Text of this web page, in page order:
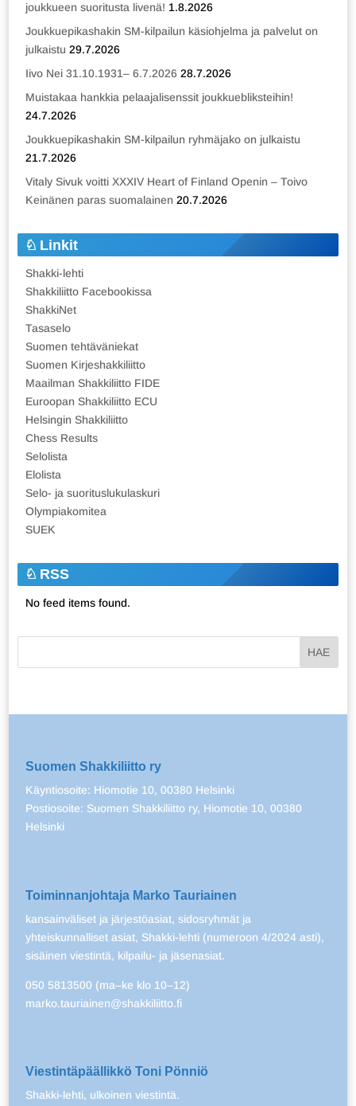
joukkueen suoritusta livenä! 1.8.2026
Joukkuepikashakin SM-kilpailun käsiohjelma ja palvelut on
julkaistu 29.7.2026
Iivo Nei 31.10.1931– 6.7.2026 28.7.2026
Muistakaa hankkia pelaajalisenssit joukkuebliksteihin!
24.7.2026
Joukkuepikashakin SM-kilpailun ryhmäjako on julkaistu
21.7.2026
Vitaly Sivuk voitti XXXIV Heart of Finland Openin – Toivo
Keinänen paras suomalainen 20.7.2026
Linkit
Shakki-lehti
Shakkiliitto Facebookissa
ShakkiNet
Tasaselo
Suomen tehtäväniekat
Suomen Kirjeshakkiliitto
Maailman Shakkiliitto FIDE
Euroopan Shakkiliitto ECU
Helsingin Shakkiliitto
Chess Results
Selolista
Elolista
Selo- ja suorituslukulaskuri
Olympiakomitea
SUEK
RSS
No feed items found.
Suomen Shakkiliitto ry
Käyntiosoite: Hiomotie 10, 00380 Helsinki
Postiosoite: Suomen Shakkiliitto ry, Hiomotie 10, 00380
Helsinki
Toiminnanjohtaja Marko Tauriainen
kansainväliset ja järjestöasiat, sidosryhmät ja
yhteiskunnalliset asiat, Shakki-lehti (numeroon 4/2024 asti),
sisäinen viestintä, kilpailu- ja jäsenasiat.
050 5813500 (ma–ke klo 10–12)
marko.tauriainen@shakkiliitto.fi
Viestintäpäällikkö Toni Pönniö
Shakki-lehti, ulkoinen viestintä.